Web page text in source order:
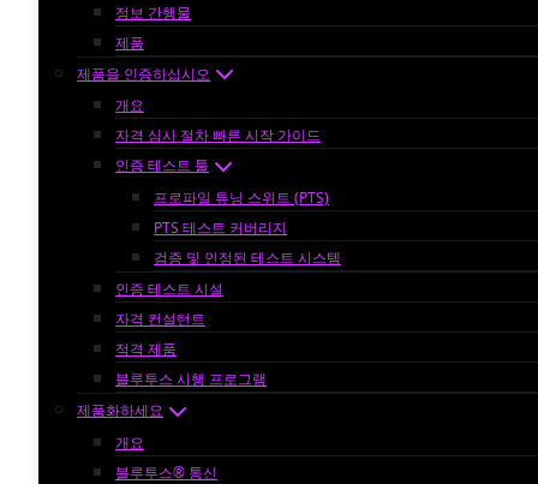
정보 간행물
제품
제품을 인증하십시오
개요
자격 심사 절차 빠른 시작 가이드
인증 테스트 툴
프로파일 튜닝 스위트 (PTS)
PTS 테스트 커버리지
검증 및 인정된 테스트 시스템
인증 테스트 시설
자격 컨설턴트
적격 제품
블루투스 시행 프로그램
제품화하세요
개요
블루투스® 통신